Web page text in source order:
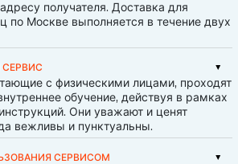
получателя. Доставка для
по Москве выполняется в течение двух
с физическими лицами, проходят
обучение, действуя в рамках
Они уважают и ценят
вежливы и пунктуальны.
СЕРВИСОМ